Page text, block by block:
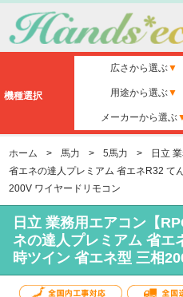
機種選択
広さから選ぶ
用途から選ぶ
メーカーから選ぶ
ホーム > 馬力 > 5馬力 >
日立
省エネの達人プレミアム 省エネR32 て
200V ワイヤードリモコン
日立 業務用エアコン【
ネの達人プレミアム 省エ
時ツイン 省エネ型 三相